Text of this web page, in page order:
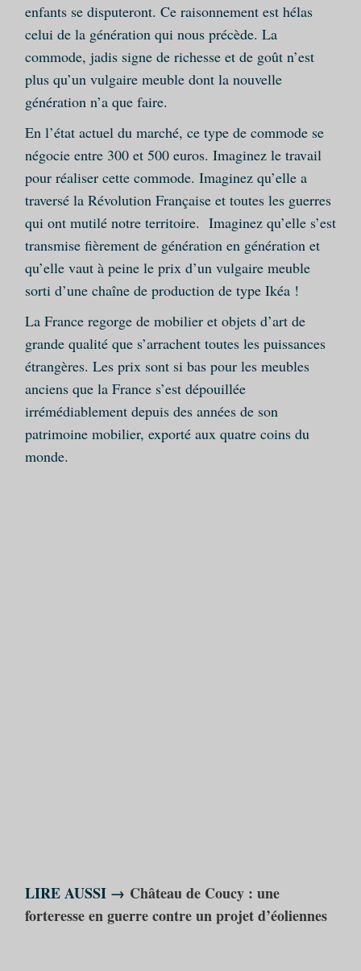
enfants se disputeront. Ce raisonnement est hélas
celui de la génération qui nous précède. La
commode, jadis signe de richesse et de goût n’est
plus qu’un vulgaire meuble dont la nouvelle
génération n’a que faire.
En l’état actuel du marché, ce type de commode se
négocie entre 300 et 500 euros. Imaginez le travail
pour réaliser cette commode. Imaginez qu’elle a
traversé la Révolution Française et toutes les guerres
qui ont mutilé notre territoire. Imaginez qu’elle s’est
transmise fièrement de génération en génération et
qu’elle vaut à peine le prix d’un vulgaire meuble
sorti d’une chaîne de production de type Ikéa !
La France regorge de mobilier et objets d’art de
grande qualité que s’arrachent toutes les puissances
étrangères. Les prix sont si bas pour les meubles
anciens que la France s’est dépouillée
irrémédiablement depuis des années de son
patrimoine mobilier, exporté aux quatre coins du
monde.
LIRE AUSSI → Château de Coucy : une
forteresse en guerre contre un projet d’éoliennes